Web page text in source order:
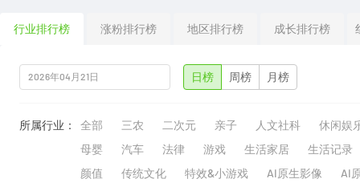
行业排行榜 涨粉排行榜 地区排行榜 成长排行榜
日榜 周榜 月榜
所属行业： 全部 三农 二次元 亲子 人文社科
休闲娱
母婴
汽车 法律 游戏 生活家居
生活记录
颜值
传统文化 特效&小游戏 AI原生影像 AI